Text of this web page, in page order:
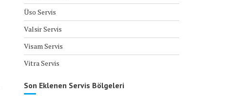
Üso Servis
Valsir Servis
Visam Servis
Vitra Servis
Son Eklenen Servis Bölgeleri